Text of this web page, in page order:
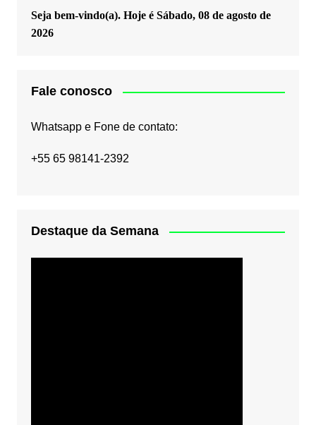
Seja bem-vindo(a). Hoje é Sábado, 08 de agosto de
2026
Fale conosco
Whatsapp e Fone de contato:
+55 65 98141-2392
Destaque da Semana